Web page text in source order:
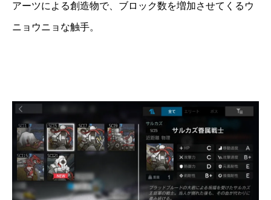
アーツによる創造物で、ブロック数を増加させてくるウ
ニョウニョな触手。